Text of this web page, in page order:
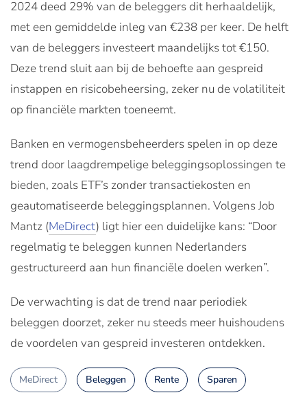
2024 deed 29% van de beleggers dit herhaaldelijk,
met een gemiddelde inleg van €238 per keer. De helft
van de beleggers investeert maandelijks tot €150.
Deze trend sluit aan bij de behoefte aan gespreid
instappen en risicobeheersing, zeker nu de volatiliteit
op financiële markten toeneemt.
Banken en vermogensbeheerders spelen in op deze
trend door laagdrempelige beleggingsoplossingen te
bieden, zoals ETF’s zonder transactiekosten en
geautomatiseerde beleggingsplannen. Volgens Job
Mantz (MeDirect) ligt hier een duidelijke kans: “Door
regelmatig te beleggen kunnen Nederlanders
gestructureerd aan hun financiële doelen werken”.
De verwachting is dat de trend naar periodiek
beleggen doorzet, zeker nu steeds meer huishoudens
de voordelen van gespreid investeren ontdekken.
MeDirect Beleggen Rente Sparen